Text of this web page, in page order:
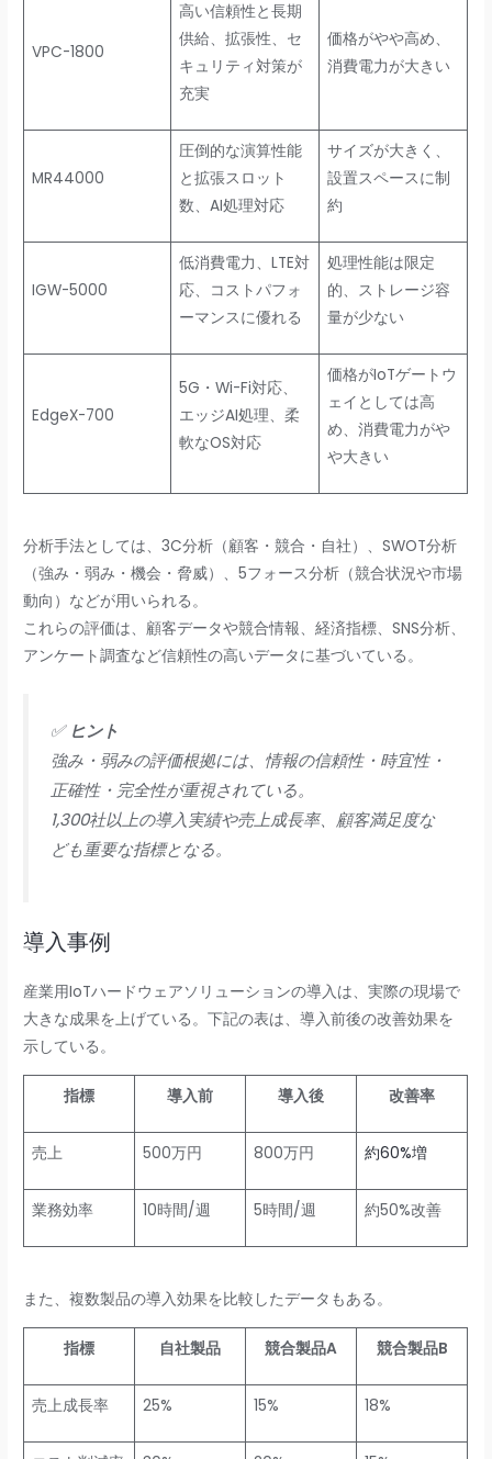
VPC-1800
高い信頼性と長期
供給、拡張性、セ
キュリティ対策が
充実
価格がやや高め、
消費電力が大きい
MR44000
圧倒的な演算性能
と拡張スロット
数、AI処理対応
サイズが大きく、
設置スペースに制
約
IGW-5000
低消費電力、LTE対
応、コストパフォ
ーマンスに優れる
処理性能は限定
的、ストレージ容
量が少ない
EdgeX-700
5G・Wi-Fi対応、
エッジAI処理、柔
軟なOS対応
価格がIoTゲートウ
ェイとしては高
め、消費電力がや
や大きい
分析手法としては、3C分析（顧客・競合・自社）、SWOT分析
（強み・弱み・機会・脅威）、5フォース分析（競合状況や市場
動向）などが用いられる。
これらの評価は、顧客データや競合情報、経済指標、SNS分析、
アンケート調査など信頼性の高いデータに基づいている。
✅ ヒント
強み・弱みの評価根拠には、情報の信頼性・時宜性・
正確性・完全性が重視されている。
1,300社以上の導入実績や売上成長率、顧客満足度な
ども重要な指標となる。
導入事例
産業用IoTハードウェアソリューションの導入は、実際の現場で
大きな成果を上げている。下記の表は、導入前後の改善効果を
示している。
指標 導入前 導入後 改善率
売上 500万円 800万円 約60%増
業務効率 10時間/週 5時間/週 約50%改善
また、複数製品の導入効果を比較したデータもある。
指標 自社製品 競合製品A 競合製品B
売上成長率 25% 15% 18%